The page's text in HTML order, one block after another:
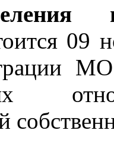
09